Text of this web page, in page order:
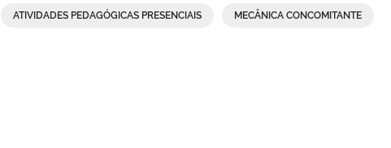
ATIVIDADES PEDAGÓGICAS PRESENCIAIS MECÂNICA CONCOMITANTE